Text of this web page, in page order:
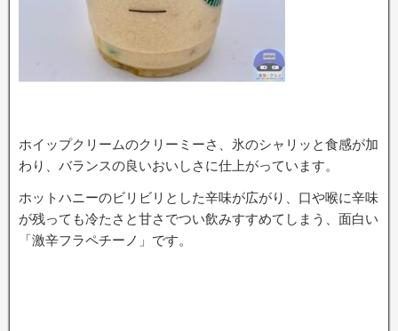
ホイップクリームのクリーミーさ、氷のシャリッと食感が加
わり、バランスの良いおいしさに仕上がっています。
ホットハニーのビリビリとした辛味が広がり、口や喉に辛味
が残っても冷たさと甘さでつい飲みすすめてしまう、面白い
「激辛フラペチーノ」です。